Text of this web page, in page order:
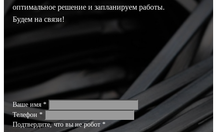
оптимальное решение и запланируем работы.
Будем на связи!
Ваше имя *
Телефон *
Подтвердите, что вы не робот *